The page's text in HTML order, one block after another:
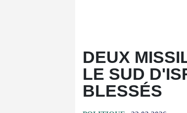
DEUX
LE SUD
BLESSÉS